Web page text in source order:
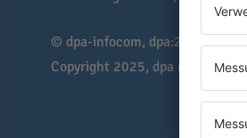
© dpa-infocom, dpa:251104-
Copyright 2025, dpa (